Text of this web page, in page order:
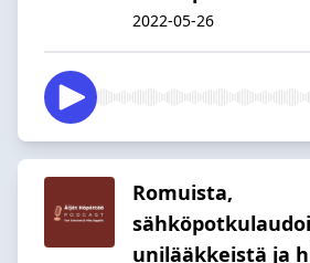
2022-05-26
Romuista,
unilääkkeistä ja